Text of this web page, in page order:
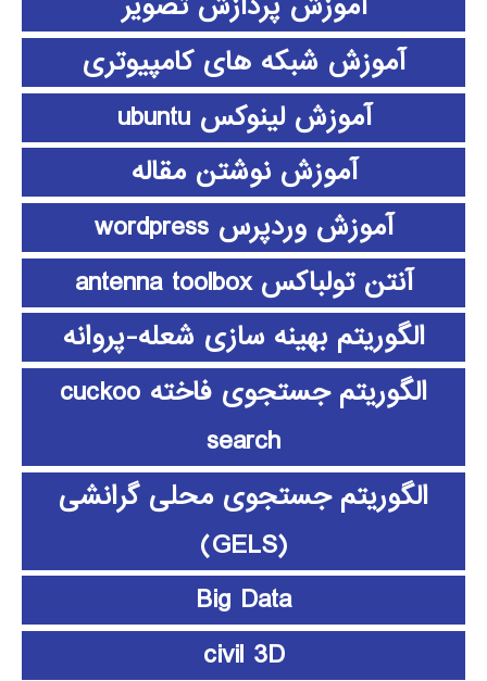
آموزش شبکه های کامپیوتری
آموزش لینوکس ubuntu
آموزش نوشتن مقاله
آموزش وردپرس wordpress
آنتن تولباکس antenna toolbox
الگوریتم بهینه سازی شعله-پروانه
الگوریتم جستجوی فاخته cuckoo
search
الگوریتم جستجوی محلی گرانشی
(GELS)
Big Data
civil 3D